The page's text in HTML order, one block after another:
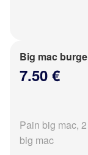
Big mac
7.50 €
Pain big mac,
big mac